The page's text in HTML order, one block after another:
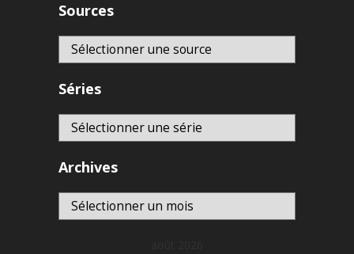
Sources
Séries
Archives
Archives